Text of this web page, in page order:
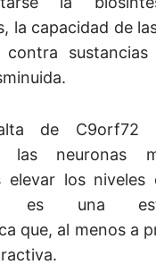
la capacidad de
sustancias
de C9orf72
las neuronas
elevar los niveles
es una
que, al menos a